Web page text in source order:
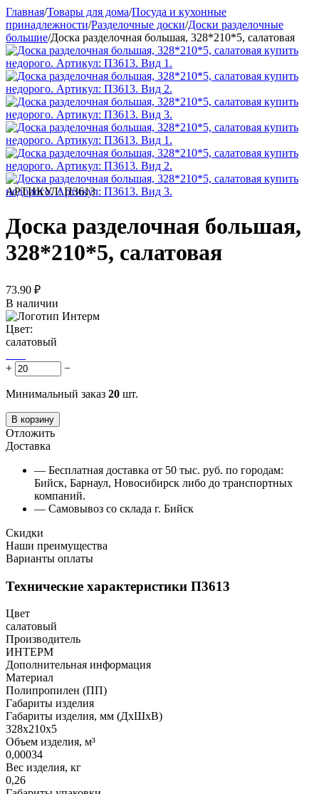
Главная/Товары для дома/Посуда и кухонные
принадлежности/Разделочные доски/Доски разделочные
большие/Доска разделочная большая, 328*210*5, салатовая
АРТИКУЛ: П3613
Доска разделочная большая,
328*210*5, салатовая
73.90 ₽
В наличии
Цвет:
салатовый
+ −
Минимальный заказ 20 шт.
В корзину
Отложить
Доставка
— Бесплатная доставка от 50 тыс. руб. по городам:
Бийск, Барнаул, Новосибирск либо до транспортных
компаний.
— Самовывоз со склада г. Бийск
Скидки
Наши преимущества
Варианты оплаты
Технические характеристики П3613
Цвет
салатовый
Производитель
ИНТЕРМ
Дополнительная информация
Материал
Полипропилен (ПП)
Габариты изделия
Габариты изделия, мм (ДхШхВ)
328х210х5
Объем изделия, м³
0,00034
Вес изделия, кг
0,26